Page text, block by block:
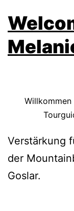
Verstärkung
der
Goslar.